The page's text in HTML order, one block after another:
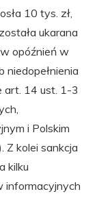
10 tys. zł,
ukarana
opóźnień w
niedopełnienia
art. 14 ust. 1-3
i Polskim
Z kolei sankcja
kilku
informacyjnych